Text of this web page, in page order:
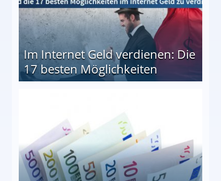
Im Internet Geld verdienen: Die
17 besten Möglichkeiten